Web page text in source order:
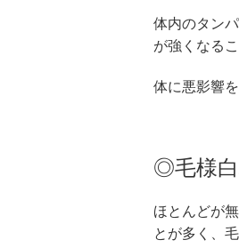
体内のタン
が強くなる
体に悪影響
◎毛様
ほとんどが
とが多く、